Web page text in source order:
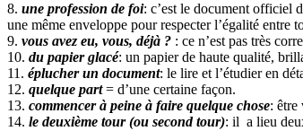
8. une profession de foi: c’est le document officiel
une même enveloppe pour respecter l’égalité entre
9. vous avez eu, vous, déjà ? : ce n’est pas très
10. du papier glacé: un papier de haute qualité,
11. éplucher un document: le lire et l’étudier en
12. quelque part= d’une certaine façon.
13. commencer à peine à faire quelque chose: être
14. le deuxième tour (ou second tour): il a lieu